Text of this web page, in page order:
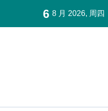
6 8 月 2026, 周四